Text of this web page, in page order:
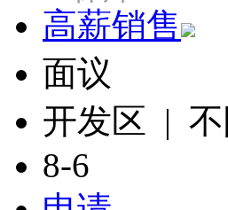
高薪销售
面议
开发区 |
8-6